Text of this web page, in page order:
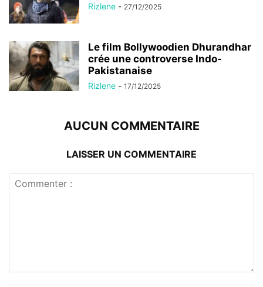
Rizlene - 27/12/2025
Le film Bollywoodien Dhurandhar
crée une controverse Indo-
Pakistanaise
Rizlene - 17/12/2025
AUCUN COMMENTAIRE
LAISSER UN COMMENTAIRE